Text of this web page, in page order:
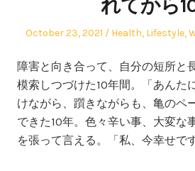
れてから
Posted
October 23, 2021
Posted
Health, Lifestyle,
障害と向き合って、自分の短所と
模索しつづけた10年間。「あんた
けながら、躓きながらも、亀のペ
できた10年。色々辛い事、大変な
を張って言える。「私、今幸せで